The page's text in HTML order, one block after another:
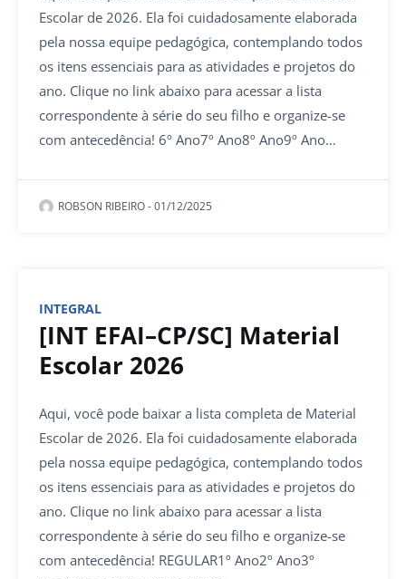
Escolar de 2026. Ela foi cuidadosamente elaborada
pela nossa equipe pedagógica, contemplando todos
os itens essenciais para as atividades e projetos do
ano. Clique no link abaixo para acessar a lista
correspondente à série do seu filho e organize-se
com antecedência! 6º Ano7º Ano8º Ano9º Ano…
ROBSON RIBEIRO- 01/12/2025
INTEGRAL
[INT EFAI–CP/SC] Material
Escolar 2026
Aqui, você pode baixar a lista completa de Material
Escolar de 2026. Ela foi cuidadosamente elaborada
pela nossa equipe pedagógica, contemplando todos
os itens essenciais para as atividades e projetos do
ano. Clique no link abaixo para acessar a lista
correspondente à série do seu filho e organize-se
com antecedência! REGULAR1º Ano2º Ano3º